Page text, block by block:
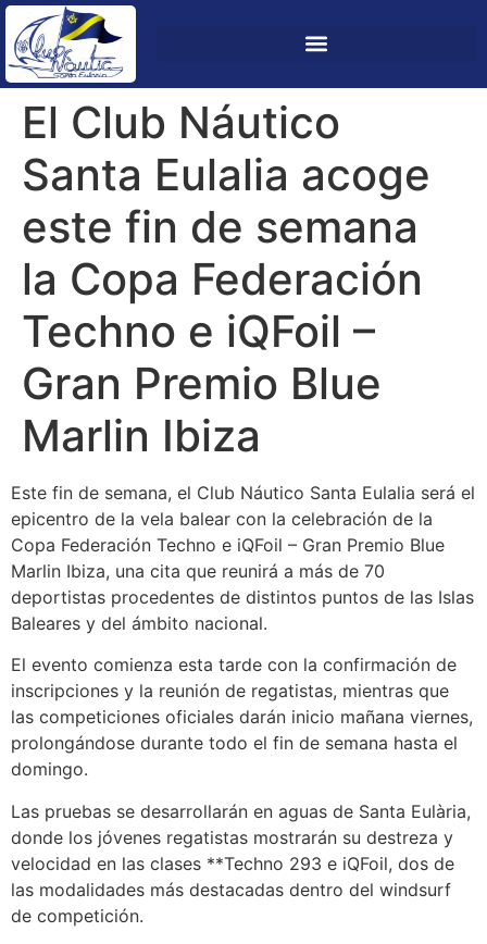
El Club Náutico
Santa Eulalia acoge
este fin de semana
la Copa Federación
Techno e iQFoil –
Gran Premio Blue
Marlin Ibiza
Este fin de semana, el Club Náutico Santa Eulalia será el
epicentro de la vela balear con la celebración de la
Copa Federación Techno e iQFoil – Gran Premio Blue
Marlin Ibiza, una cita que reunirá a más de 70
deportistas procedentes de distintos puntos de las Islas
Baleares y del ámbito nacional.
El evento comienza esta tarde con la confirmación de
inscripciones y la reunión de regatistas, mientras que
las competiciones oficiales darán inicio mañana viernes,
prolongándose durante todo el fin de semana hasta el
domingo.
Las pruebas se desarrollarán en aguas de Santa Eulària,
donde los jóvenes regatistas mostrarán su destreza y
velocidad en las clases **Techno 293 e iQFoil, dos de
las modalidades más destacadas dentro del windsurf
de competición.